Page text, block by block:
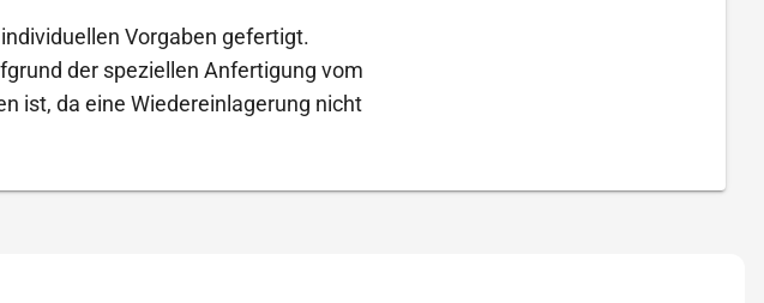
Vorgaben gefertigt.
der speziellen Anfertigung vom
ist, da eine Wiedereinlagerung nicht